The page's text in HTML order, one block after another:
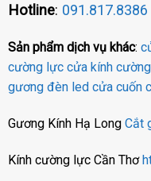
Hotline: 091.817.8386
Sản phẩm dịch vụ khác:
cường lực cửa kính
gương đèn led cửa cuốn
Gương Kính Hạ Long Cắt
Kính cường lực Cần Thơ